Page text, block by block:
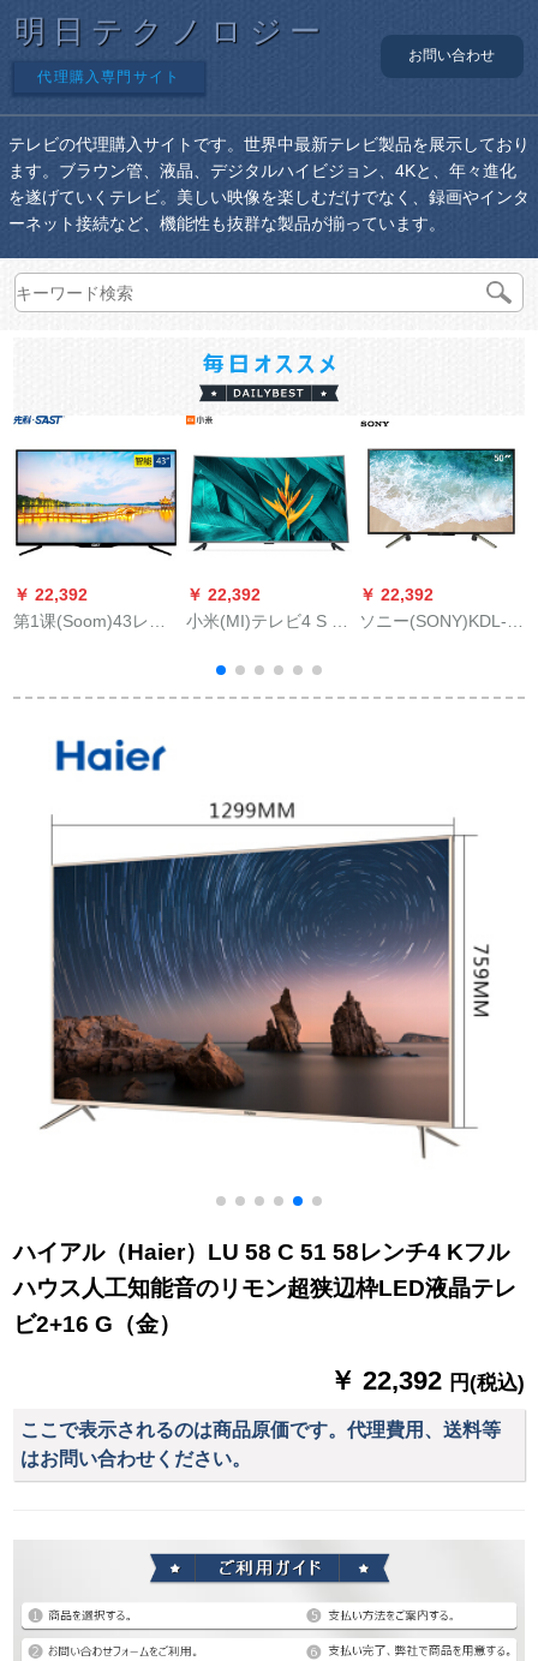
明日テクノロジー
代理購入専門サイト
お問い合わせ
テレビの代理購入サイトです。世界中最新テレビ製品を展示しており
ます。ブラウン管、液晶、デジタルハイビジョン、4Kと、年々進化
を遂げていくテレビ。美しい映像を楽しむだけでなく、録画やインタ
ーネット接続など、機能性も抜群な製品が揃っています。
￥ 22,392
第1课(Soom)43レン
テレビテレビテレビ
￥ 22,392
小米(MI)テレビ4 S 55
4 Kステイファァネル
液晶テレビ2 G+8 G
￥ 22,392
ソニー(SONY)KDL-
·ネル(黒)
ハイアル（Haier）LU 58 C 51 58レンチ4 Kフル
ハウス人工知能音のリモン超狭辺枠LED液晶テレ
ビ2+16 G（金）
￥ 22,392 円(税込)
ここで表示されるのは商品原価です。代理費用、送料等
はお問い合わせください。